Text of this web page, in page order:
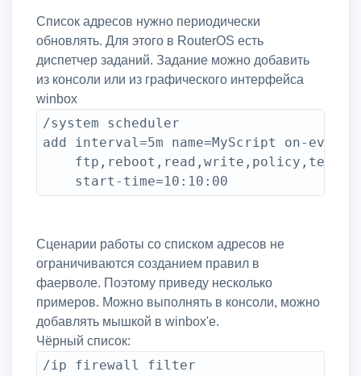
Список адресов нужно периодически
обновлять. Для этого в RouterOS есть
диспетчер заданий. Задание можно добавить
из консоли или из графического интерфейса
winbox
/system scheduler
add interval=5m name=MyScript on-
Сценарии работы со списком адресов не
ограничиваются созданием правил в
фаерволе. Поэтому приведу несколько
примеров. Можно выполнять в консоли, можно
добавлять мышкой в winbox'е.
Чёрный список:
/ip firewall filter